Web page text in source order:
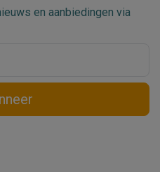
en aanbiedingen via